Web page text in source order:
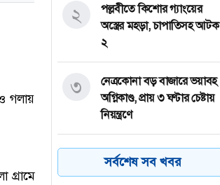
গলায়
পল্লবীতে কিশোর গ্যাংয়ের
অস্ত্রের মহড়া, চাপাতিসহ আটক
২
২
নেত্রকোনা বড় বাজারে ভয়াবহ
অগ্নিকাণ্ড, প্রায় ৩ ঘণ্টার চেষ্টায়
নিয়ন্ত্রণে
৩
কয়েক ডজন
অভিবাসনপ্রত্যাশীকে উদ্ধার
সর্বশেষ সব খবর